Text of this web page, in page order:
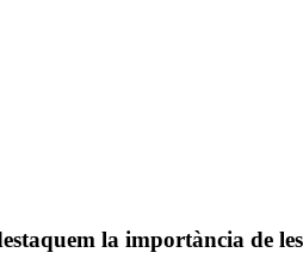
la importància de